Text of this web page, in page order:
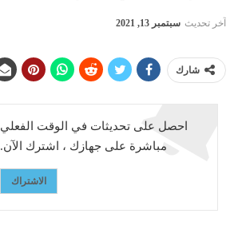
آخر تحديث سبتمبر 13, 2021
شارك
احصل على تحديثات في الوقت الفعلي
مباشرة على جهازك ، اشترك الآن.
الاشتراك